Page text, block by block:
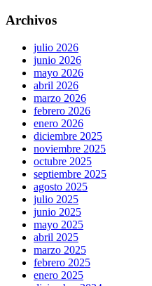
Archivos
julio 2026
junio 2026
mayo 2026
abril 2026
marzo 2026
febrero 2026
enero 2026
diciembre 2025
noviembre 2025
octubre 2025
septiembre 2025
agosto 2025
julio 2025
junio 2025
mayo 2025
abril 2025
marzo 2025
febrero 2025
enero 2025